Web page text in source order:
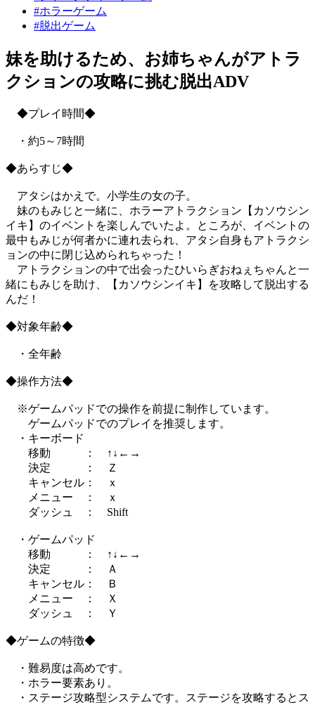
#ホラーゲーム
#脱出ゲーム
妹を助けるため、お姉ちゃんがアトラ
クションの攻略に挑む脱出ADV
◆プレイ時間◆
・約5～7時間
◆あらすじ◆
アタシはかえで。小学生の女の子。
妹のもみじと一緒に、ホラーアトラクション【カソウシン
イキ】のイベントを楽しんでいたよ。ところが、イベントの
最中もみじが何者かに連れ去られ、アタシ自身もアトラクシ
ョンの中に閉じ込められちゃった！
アトラクションの中で出会ったひいらぎおねぇちゃんと一
緒にもみじを助け、【カソウシンイキ】を攻略して脱出する
んだ！
◆対象年齢◆
・全年齢
◆操作方法◆
※ゲームパッドでの操作を前提に制作しています。
ゲームパッドでのプレイを推奨します。
・キーボード
移動 ： ↑↓←→
決定 ： Ｚ
キャンセル： ｘ
メニュー ： ｘ
ダッシュ ： Shift
・ゲームパッド
移動 ： ↑↓←→
決定 ： Ａ
キャンセル： Ｂ
メニュー ： Ｘ
ダッシュ ： Ｙ
◆ゲームの特徴◆
・難易度は高めです。
・ホラー要素あり。
・ステージ攻略型システムです。ステージを攻略するとス